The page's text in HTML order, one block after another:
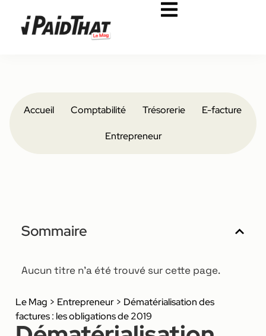
Accueil Comptabilité Trésorerie E-facture
Entrepreneur
Sommaire
Aucun titre n’a été trouvé sur cette page.
Le Mag > Entrepreneur > Dématérialisation des
factures : les obligations de 2019